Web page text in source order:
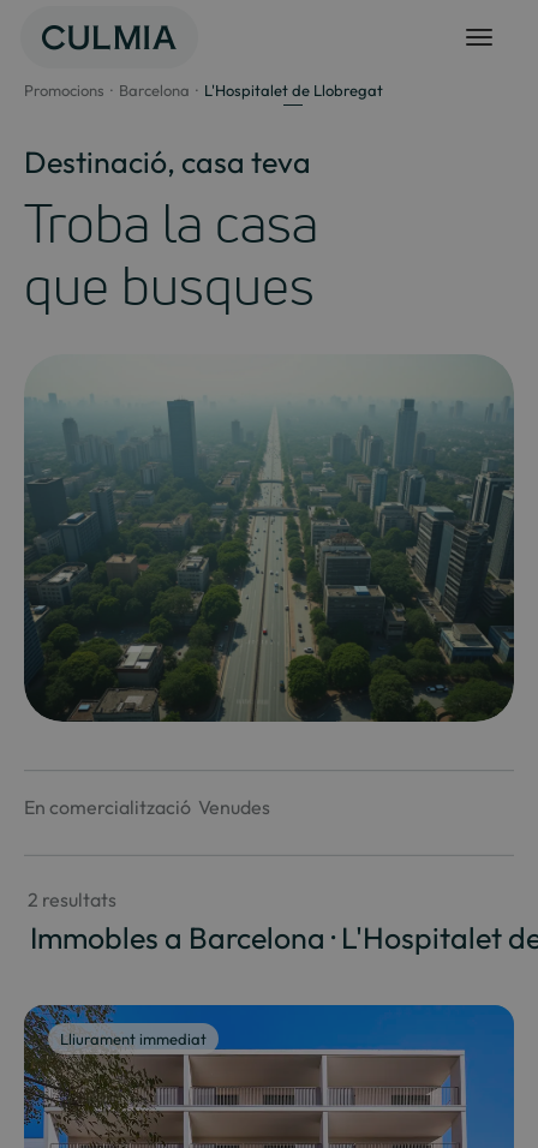
Promocions Barcelona L'Hospitalet de Llobregat
Destinació, casa teva
Troba la casa
que busques
En comercialització Venudes
2 resultats
Immobles a Barcelona · L'Hospitalet
Lliurament immediat